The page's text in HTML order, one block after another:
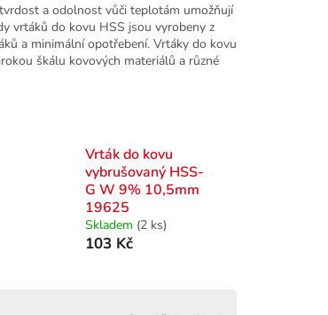
a odolnost vůči teplotám umožňují
vrtáků do kovu HSS jsou vyrobeny z
a minimální opotřebení. Vrtáky do kovu
škálu kovových materiálů a různé
Vrták do kovu
vybrušovaný HSS-
G W 9% 10,5mm
19625
Skladem (2 ks)
103 Kč